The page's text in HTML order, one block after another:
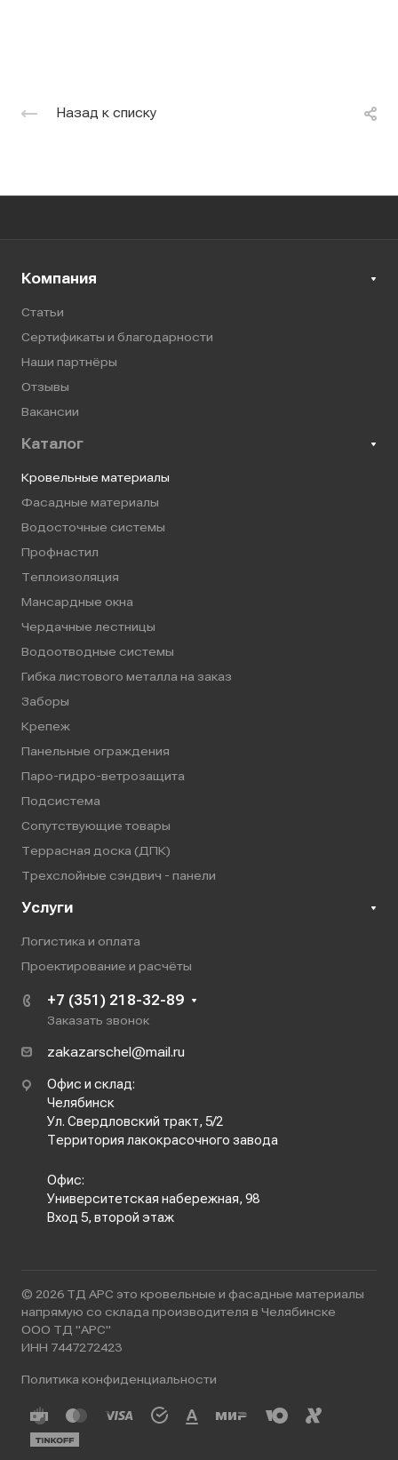
Назад к списку
Компания
Статьи
Сертификаты и благодарности
Наши партнёры
Отзывы
Вакансии
Каталог
Кровельные материалы
Фасадные материалы
Водосточные системы
Профнастил
Теплоизоляция
Мансардные окна
Чердачные лестницы
Водоотводные системы
Гибка листового металла на заказ
Заборы
Крепеж
Панельные ограждения
Паро-гидро-ветрозащита
Подсистема
Сопутствующие товары
Террасная доска (ДПК)
Трехслойные сэндвич - панели
Услуги
Логистика и оплата
Проектирование и расчёты
+7 (351) 218-32-89
Заказать звонок
zakazarschel@mail.ru
Офис и склад:
Челябинск
Ул. Свердловский тракт, 5/2
Территория лакокрасочного завода
Офис:
Университетская набережная, 98
Вход 5, второй этаж
© 2026 ТД АРС это кровельные и фасадные материалы
напрямую со склада производителя в Челябинске
ООО ТД "АРС"
ИНН 7447272423
Политика конфиденциальности